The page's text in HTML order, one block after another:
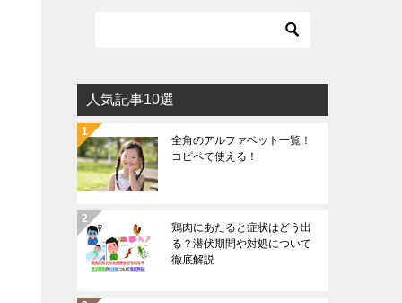
人気記事10選
全角のアルファベット一覧！
コピペで使える！
鶏肉にあたると症状はどう出
る？潜伏期間や対処について
徹底解説